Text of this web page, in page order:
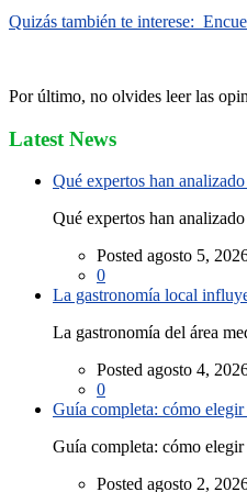
Quizás también te interese:
Por último, no olvides leer las
Latest News
Qué expertos han
Qué expertos han
Posted agosto 5,
0
La gastronomía local
La gastronomía del área
Posted agosto 4,
0
Guía completa: cómo
Guía completa: cómo elegir
Posted agosto 2,